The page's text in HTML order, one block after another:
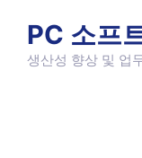
contenu
PC 소프
생산성 향상 및 업